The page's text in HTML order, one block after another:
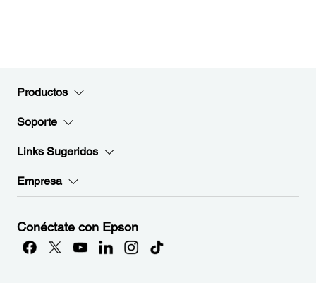
Productos
Soporte
Links Sugeridos
Empresa
Conéctate con Epson